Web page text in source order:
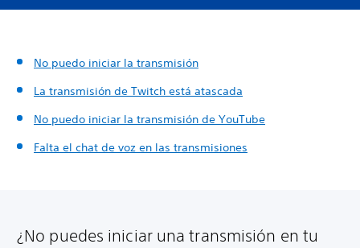
No puedo iniciar la transmisión
La transmisión de Twitch está atascada
No puedo iniciar la transmisión de YouTube
Falta el chat de voz en las transmisiones
¿No puedes iniciar una transmisión en tu